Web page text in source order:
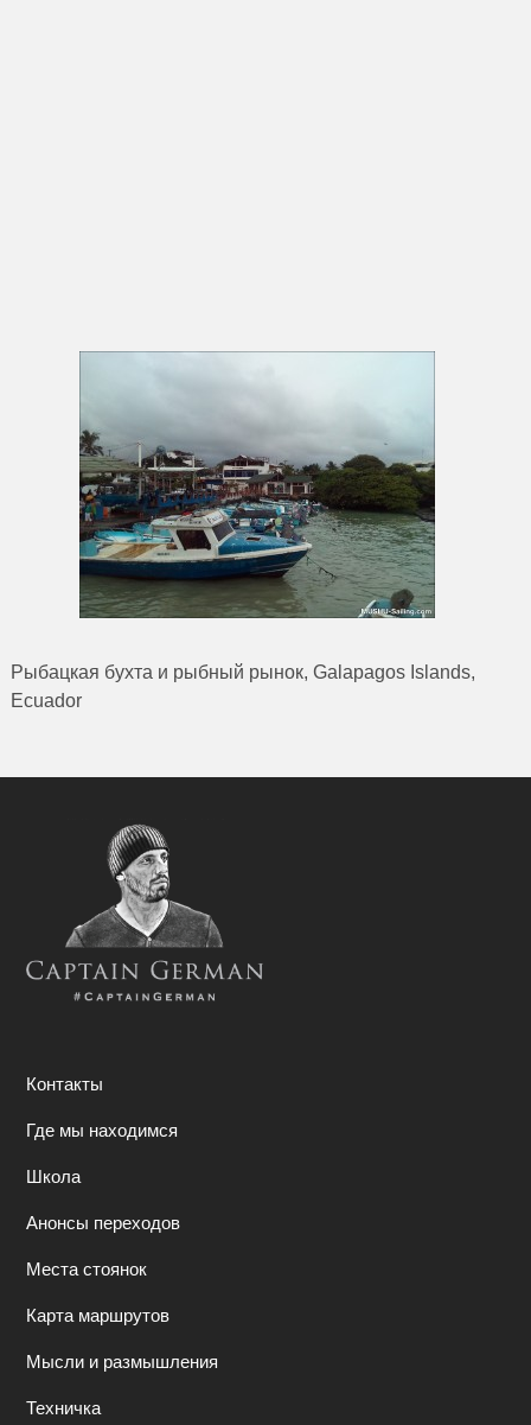
Рыбацкая бухта и рыбный рынок, Galapagos Islands,
Ecuador
Контакты
Где мы находимся
Школа
Анонсы переходов
Места стоянок
Карта маршрутов
Мысли и размышления
Техничка